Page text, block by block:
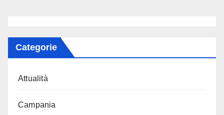
Categorie
Attualità
Campania